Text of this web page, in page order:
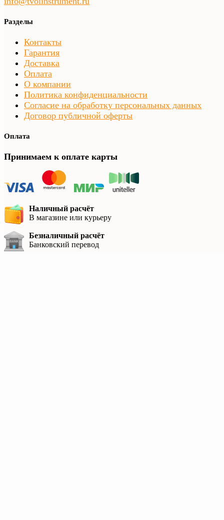
Разделы
Контакты
Гарантия
Доставка
Оплата
О компании
Политика конфиденциальности
Согласие на обработку персональных данных
Договор публичной оферты
Оплата
Принимаем к оплате карты
Наличный расчёт
В магазине или курьеру
Безналичный расчёт
Банковский перевод